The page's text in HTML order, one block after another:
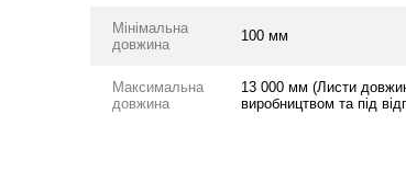
Мінімальна
довжина
100 мм
Максимальна
довжина
13 000 мм (Листи
виробництвом та під